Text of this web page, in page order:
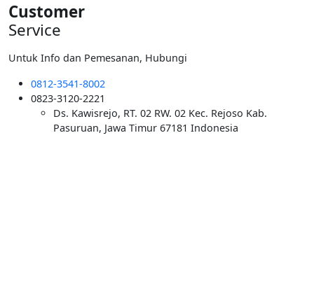
Customer
Service
Untuk Info dan Pemesanan, Hubungi
0812-3541-8002
0823-3120-2221
Ds. Kawisrejo, RT. 02 RW. 02 Kec. Rejoso Kab.
Pasuruan, Jawa Timur 67181 Indonesia